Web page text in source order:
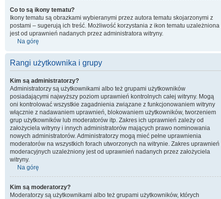
Co to są ikony tematu?
Ikony tematu są obrazkami wybieranymi przez autora tematu skojarzonymi z
postami – sugerują ich treść. Możliwość korzystania z ikon tematu uzależniona
jest od uprawnień nadanych przez administratora witryny.
Na górę
Rangi użytkownika i grupy
Kim są administratorzy?
Administratorzy są użytkownikami albo też grupami użytkowników
posiadającymi najwyższy poziom uprawnień kontrolnych całej witryny. Mogą
oni kontrolować wszystkie zagadnienia związane z funkcjonowaniem witryny
włącznie z nadawaniem uprawnień, blokowaniem użytkowników, tworzeniem
grup użytkowników lub moderatorów itp. Zakres ich uprawnień zależy od
założyciela witryny i innych administratorów mających prawo nominowania
nowych administratorów. Administratorzy mogą mieć pełne uprawnienia
moderatorów na wszystkich forach utworzonych na witrynie. Zakres uprawnień
moderacyjnych uzależniony jest od uprawnień nadanych przez założyciela
witryny.
Na górę
Kim są moderatorzy?
Moderatorzy są użytkownikami albo też grupami użytkowników, których